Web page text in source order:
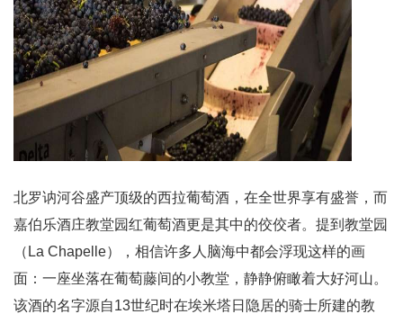
北罗讷河谷盛产顶级的西拉葡萄酒，在全世界享有盛誉，而
嘉伯乐酒庄教堂园红葡萄酒更是其中的佼佼者。提到教堂园
（La Chapelle），相信许多人脑海中都会浮现这样的画
面：一座坐落在葡萄藤间的小教堂，静静俯瞰着大好河山。
该酒的名字源自13世纪时在埃米塔日隐居的骑士所建的教